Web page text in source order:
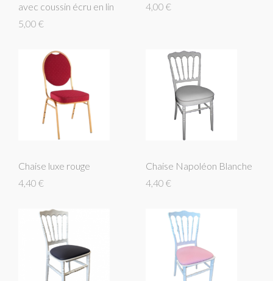
avec coussin écru en lin
5,00 €
4,00 €
Chaise luxe rouge
4,40 €
Chaise Napoléon Blanche
4,40 €